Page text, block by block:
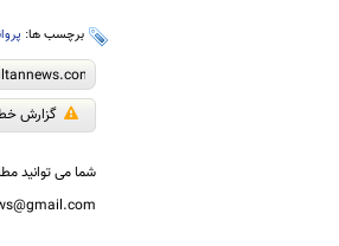
برچسب ها:
گزارش
شما می توانید